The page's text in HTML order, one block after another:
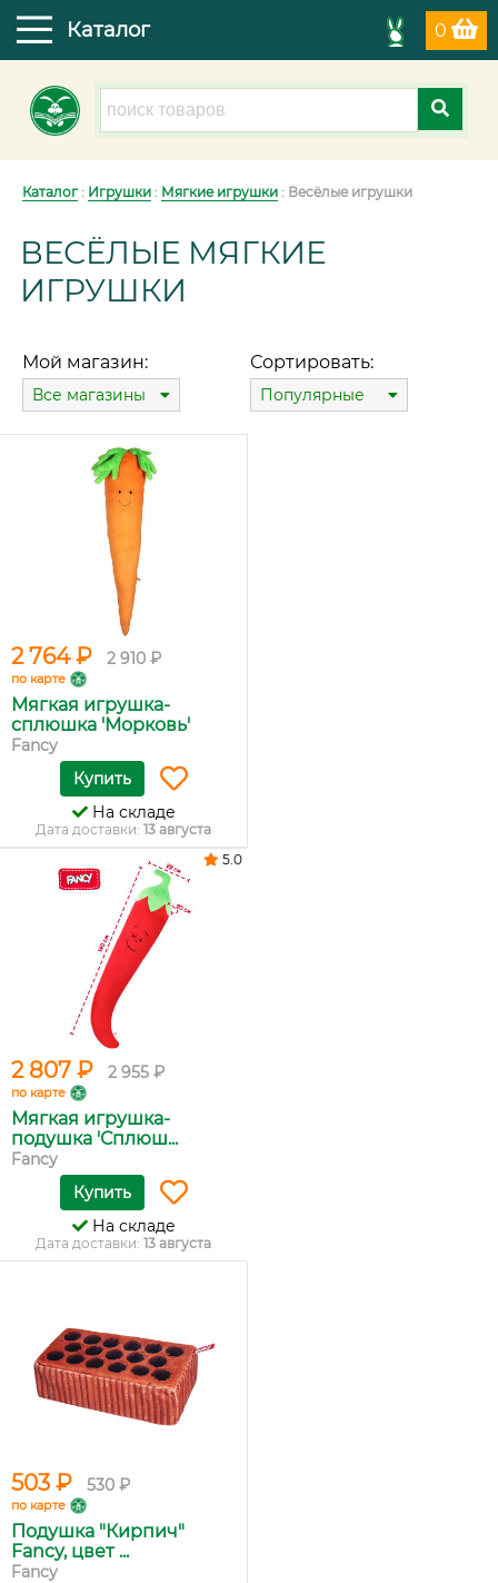
0
Каталог
Каталог: Игрушки : Мягкие игрушки : Весёлые игрушки
ВЕСЁЛЫЕ МЯГКИЕ
ИГРУШКИ
Мой магазин:
Все магазины
Сортировать:
Популярные
2 764 ₽ 2 910 ₽
по карте
Мягкая игрушка-
сплюшка 'Морковь'
Fancy
Купить
На складе
Дата доставки: 13 августа
2 807 ₽ 2 955 ₽
по карте
Мягкая игрушка-
подушка 'Сплюш...
Fancy
5.0
Купить
На складе
Дата доставки: 13 августа
503 ₽ 530 ₽
по карте
Подушка "Кирпич"
Fancy, цвет ...
Fancy